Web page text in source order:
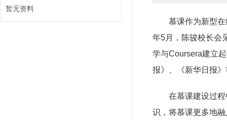
暂无资料
慕课作为新型
年5月，陈骏校长会
学与Coursera建立
报》、《新华日报
在慕课建设过
识，将慕课更多地